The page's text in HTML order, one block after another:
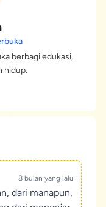
berbagi edukasi,
hidup.
8 bulan yang lalu
dari manapun,